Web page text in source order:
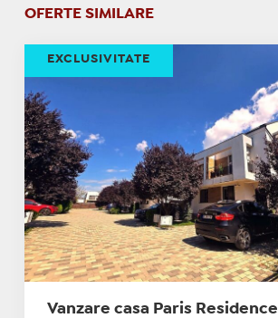
OFERTE SIMILARE
Vanzare casa Paris Residence
EXCLUSIVITATE